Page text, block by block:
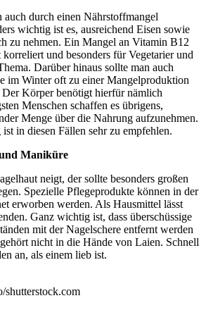
auch durch einen Nährstoffmangel
wichtig ist es, ausreichend Eisen sowie
zu nehmen. Ein Mangel an Vitamin B12
und besonders für Vegetarier und
Darüber hinaus sollte man auch
im Winter oft zu einer Mangelproduktion
Körper benötigt hierfür nämlich
Menschen schaffen es übrigens,
Menge über die Nahrung aufzunehmen.
in diesen Fällen sehr zu empfehlen.
Maniküre
neigt, der sollte besonders großen
Spezielle Pflegeprodukte können in der
erworben werden. Als Hausmittel lässt
Ganz wichtig ist, dass überschüssige
mit der Nagelschere entfernt werden
nicht in die Hände von Laien. Schnell
an, als einem lieb ist.
shutterstock.com